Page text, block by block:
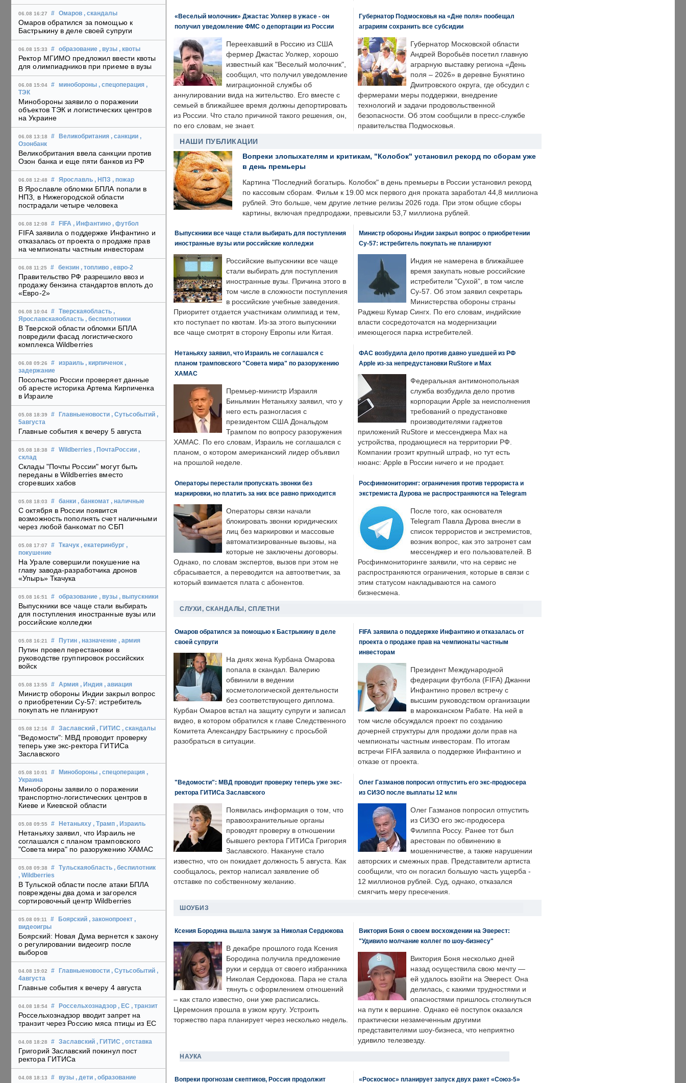
06.08 16:27 # Омаров , скандалы
Омаров обратился за помощью к
Бастрыкину в деле своей супруги
06.08 15:33 # образование , вузы , квоты
Ректор МГИМО предложил ввести квоты
для олимпиадников при приеме в вузы
06.08 15:04 # минобороны , спецоперация ,
ТЭК
Минобороны заявило о поражении
объектов ТЭК и логистических центров
на Украине
06.08 13:18 # Великобритания , санкции ,
Озонбанк
Великобритания ввела санкции против
Озон банка и еще пяти банков из РФ
06.08 12:48 # Ярославль , НПЗ , пожар
В Ярославле обломки БПЛА попали в
НПЗ, в Нижегородской области
пострадали четыре человека
06.08 12:08 # FIFA , Инфантино , футбол
FIFA заявила о поддержке Инфантино и
отказалась от проекта о продаже прав
на чемпионаты частным инвесторам
06.08 11:25 # бензин , топливо , евро-2
Правительство РФ разрешило ввоз и
продажу бензина стандартов вплоть до
«Евро-2»
06.08 10:04 # Тверскаяобласть ,
Ярославскаяобласть , беспилотники
В Тверской области обломки БПЛА
повредили фасад логистического
комплекса Wildberries
06.08 09:26 # израиль , кирпиченок ,
задержание
Посольство России проверяет данные
об аресте историка Артема Кирпиченка
в Израиле
05.08 18:39 # Главныеновости , Сутьсобытий ,
5августа
Главные события к вечеру 5 августа
05.08 18:38 # Wildberries , ПочтаРоссии ,
склад
Склады "Почты России" могут быть
переданы в Wildberries вместо
сгоревших хабов
05.08 18:03 # банки , банкомат , наличные
С октября в России появится
возможность пополнять счет наличными
через любой банкомат по СБП
05.08 17:07 # Ткачук , екатеринбург ,
покушение
На Урале совершили покушение на
главу завода-разработчика дронов
«Упырь» Ткачука
05.08 16:51 # образование , вузы , выпускники
Выпускники все чаще стали выбирать
для поступления иностранные вузы или
российские колледжи
05.08 16:21 # Путин , назначение , армия
Путин провел перестановки в
руководстве группировок российских
войск
05.08 13:55 # Армия , Индия , авиация
Министр обороны Индии закрыл вопрос
о приобретении Су-57: истребитель
покупать не планируют
05.08 12:16 # Заславский , ГИТИС , скандалы
"Ведомости": МВД проводит проверку
теперь уже экс-ректора ГИТИСа
Заславского
05.08 10:01 # Минобороны , спецоперация ,
Украина
Минобороны заявило о поражении
транспортно-логистических центров в
Киеве и Киевской области
05.08 09:55 # Нетаньяху , Трамп , Израиль
Нетаньяху заявил, что Израиль не
соглашался с планом трамповского
"Совета мира" по разоружению ХАМАС
05.08 09:38 # Тульскаяобласть , беспилотник
, Wildberries
В Тульской области после атаки БПЛА
повреждены два дома и загорелся
сортировочный центр Wildberries
05.08 09:11 # Боярский , законопроект ,
видеоигры
Боярский: Новая Дума вернется к закону
о регулировании видеоигр после
выборов
04.08 19:02 # Главныеновости , Сутьсобытий ,
4августа
Главные события к вечеру 4 августа
04.08 18:54 # Россельхознадзор , ЕС , транзит
Россельхознадзор вводит запрет на
транзит через Россию мяса птицы из ЕС
04.08 18:28 # Заславский , ГИТИС , отставка
Григорий Заславский покинул пост
ректора ГИТИСа
04.08 18:13 # вузы , дети , образование
«Веселый молочник» Джастас Уолкер в ужасе - он
получил уведомление ФМС о депортации из России
Переехавший в Россию из США
фермер Джастас Уолкер, хорошо
известный как "Веселый молочник",
сообщил, что получил уведомление
миграционной службы об
аннулировании вида на жительство. Его вместе с
семьей в ближайшее время должны депортировать
из России. Что стало причиной такого решения, он,
по его словам, не знает.
Губернатор Подмосковья на «Дне поля» пообещал
аграриям сохранить все субсидии
Губернатор Московской области
Андрей Воробьёв посетил главную
аграрную выставку региона «День
поля – 2026» в деревне Бунятино
Дмитровского округа, где обсудил с
фермерами меры поддержки, внедрение
технологий и задачи продовольственной
безопасности. Об этом сообщили в пресс-службе
правительства Подмосковья.
НАШИ ПУБЛИКАЦИИ
Вопреки злопыхателям и критикам, "Колобок" установил рекорд по сборам уже
в день премьеры
Картина "Последний богатырь. Колобок" в день премьеры в России установил рекорд
по кассовым сборам. Фильм к 19.00 мск первого дня проката заработал 44,8 миллиона
рублей. Это больше, чем другие летние релизы 2026 года. При этом общие сборы
картины, включая предпродажи, превысили 53,7 миллиона рублей.
Выпускники все чаще стали выбирать для поступления
иностранные вузы или российские колледжи
Российские выпускники все чаще
стали выбирать для поступления
иностранные вузы. Причина этого в
том числе в сложности поступления
в российские учебные заведения.
Приоритет отдается участникам олимпиад и тем,
кто поступает по квотам. Из-за этого выпускники
все чаще смотрят в сторону Европы или Китая.
Министр обороны Индии закрыл вопрос о приобретении
Су-57: истребитель покупать не планируют
Индия не намерена в ближайшее
время закупать новые российские
истребители "Сухой", в том числе
Су-57. Об этом заявил секретарь
Министерства обороны страны
Раджеш Кумар Сингх. По его словам, индийские
власти сосредоточатся на модернизации
имеющегося парка истребителей.
Нетаньяху заявил, что Израиль не соглашался с
планом трамповского "Совета мира" по разоружению
ХАМАС
Премьер-министр Израиля
Биньямин Нетаньяху заявил, что у
него есть разногласия с
президентом США Дональдом
Трампом по вопросу разоружения
ХАМАС. По его словам, Израиль не соглашался с
планом, о котором американский лидер объявил
на прошлой неделе.
ФАС возбудила дело против давно ушедшей из РФ
Apple из-за непредустановки RuStore и Max
Федеральная антимонопольная
служба возбудила дело против
корпорации Apple за неисполнения
требований о предустановке
производителями гаджетов
приложений RuStore и мессенджера Max на
устройства, продающиеся на территории РФ.
Компании грозит крупный штраф, но тут есть
нюанс: Apple в России ничего и не продает.
Операторы перестали пропускать звонки без
маркировки, но платить за них все равно приходится
Операторы связи начали
блокировать звонки юридических
лиц без маркировки и массовые
автоматизированные вызовы, на
которые не заключены договоры.
Однако, по словам экспертов, вызов при этом не
сбрасывается, а переводится на автоответчик, за
который взимается плата с абонентов.
Росфинмониторинг: ограничения против террориста и
экстремиста Дурова не распространяются на Telegram
После того, как основателя
Telegram Павла Дурова внесли в
список террористов и экстремистов,
возник вопрос, как это затронет сам
мессенджер и его пользователей. В
Росфинмониторинге заявили, что на сервис не
распространяются ограничения, которые в связи с
этим статусом накладываются на самого
бизнесмена.
СЛУХИ, СКАНДАЛЫ, СПЛЕТНИ
Омаров обратился за помощью к Бастрыкину в деле
своей супруги
На днях жена Курбана Омарова
попала в скандал. Валерию
обвинили в ведении
косметологической деятельности
без соответствующего диплома.
Курбан Омаров встал на защиту супруги и записал
видео, в котором обратился к главе Следственного
Комитета Александру Бастрыкину с просьбой
разобраться в ситуации.
FIFA заявила о поддержке Инфантино и отказалась от
проекта о продаже прав на чемпионаты частным
инвесторам
Президент Международной
федерации футбола (FIFA) Джанни
Инфантино провел встречу с
высшим руководством организации
в марокканском Рабате. На ней в
том числе обсуждался проект по созданию
дочерней структуры для продажи доли прав на
чемпионаты частным инвесторам. По итогам
встречи FIFA заявила о поддержке Инфантино и
отказе от проекта.
"Ведомости": МВД проводит проверку теперь уже экс-
ректора ГИТИСа Заславского
Появилась информация о том, что
правоохранительные органы
проводят проверку в отношении
бывшего ректора ГИТИСа Григория
Заславского. Накануне стало
известно, что он покидает должность 5 августа. Как
сообщалось, ректор написал заявление об
отставке по собственному желанию.
Олег Газманов попросил отпустить его экс-продюсера
из СИЗО после выплаты 12 млн
Олег Газманов попросил отпустить
из СИЗО его экс-продюсера
Филиппа Россу. Ранее тот был
арестован по обвинению в
мошенничестве, а также нарушении
авторских и смежных прав. Представители артиста
сообщили, что он погасил большую часть ущерба -
12 миллионов рублей. Суд, однако, отказался
смягчить меру пресечения.
ШОУБИЗ
Ксения Бородина вышла замуж за Николая Сердюкова
В декабре прошлого года Ксения
Бородина получила предложение
руки и сердца от своего избранника
Николая Сердюкова. Пара не стала
тянуть с оформлением отношений
– как стало известно, они уже расписались.
Церемония прошла в узком кругу. Устроить
торжество пара планирует через несколько недель.
Виктория Боня о своем восхождении на Эверест:
"Удивило молчание коллег по шоу-бизнесу"
Виктория Боня несколько дней
назад осуществила свою мечту —
ей удалось взойти на Эверест. Она
делилась, с какими трудностями и
опасностями пришлось столкнуться
на пути к вершине. Однако её поступок оказался
практически незамеченным другими
представителями шоу-бизнеса, что неприятно
удивило телезвезду.
НАУКА
Вопреки прогнозам скептиков, Россия продолжит «Роскосмос» планирует запуск двух ракет «Союз-5»